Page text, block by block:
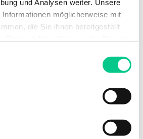
und Analysen weiter. Unsere
möglicherweise mit
die Sie ihnen bereitgestellt